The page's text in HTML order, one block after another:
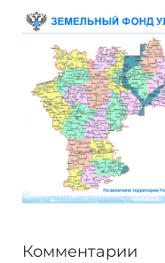
Комментарии